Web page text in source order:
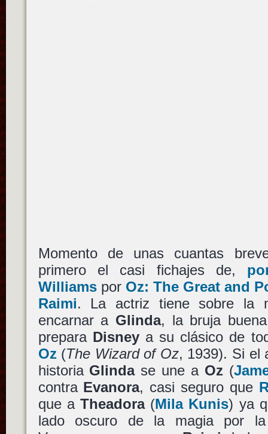
Momento de unas cuantas
primero el casi fichajes de,
Williamspor Oz: The Great and
Raimi. La actriz tiene sobre la
encarnar a Glinda, la bruja
prepara Disneya su clásico de
Oz(The Wizard of Oz, 1939). Si el
historia Glindase une a Oz(
contra Evanora, casi seguro que
que a Theadora(Mila Kunis) ya
lado oscuro de la magia por